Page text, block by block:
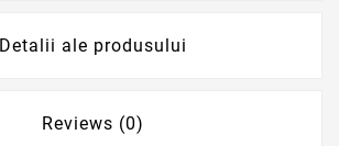
Detalii ale produsului
Reviews (0)